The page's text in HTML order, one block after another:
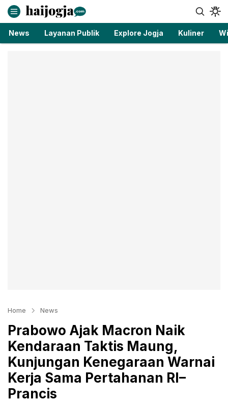
haijogja.com
Berita Jogja Terbaru dan Terkini
News Layanan Publik Explore Jogja Kuliner
Home News
Prabowo Ajak Macron Naik
Kendaraan Taktis Maung,
Kunjungan Kenegaraan Warnai
Kerja Sama Pertahanan RI–
Prancis